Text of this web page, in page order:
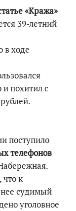
«Кража»
39-летний
в ходе
похитил с
поступило
телефонов
к
судимый
уголовное